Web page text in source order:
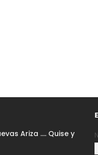
Ariza .... Quise y